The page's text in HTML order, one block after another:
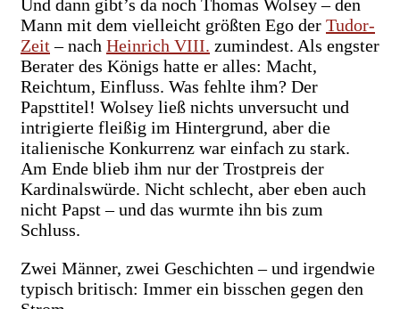
Und dann gibt’s da noch Thomas Wolsey – den
Mann mit dem vielleicht größten Ego der Tudor-
Zeit– nach Heinrich VIII. zumindest. Als engster
Berater des Königs hatte er alles: Macht,
Reichtum, Einfluss. Was fehlte ihm? Der
Papsttitel! Wolsey ließ nichts unversucht und
intrigierte fleißig im Hintergrund, aber die
italienische Konkurrenz war einfach zu stark.
Am Ende blieb ihm nur der Trostpreis der
Kardinalswürde. Nicht schlecht, aber eben auch
nicht Papst – und das wurmte ihn bis zum
Schluss.
Zwei Männer, zwei Geschichten – und irgendwie
typisch britisch: Immer ein bisschen gegen den